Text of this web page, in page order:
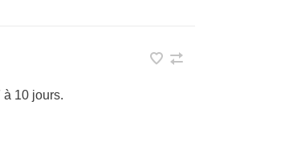
10 jours.